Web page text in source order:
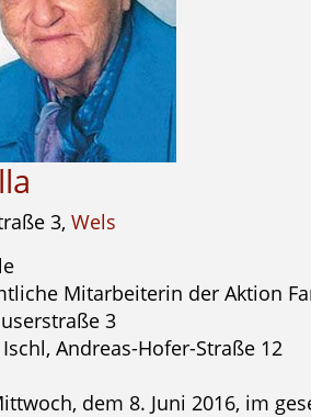
3, Wels
Mitarbeiterin der Aktion
3
Andreas-Hofer-Straße 12
dem 8. Juni 2016, im